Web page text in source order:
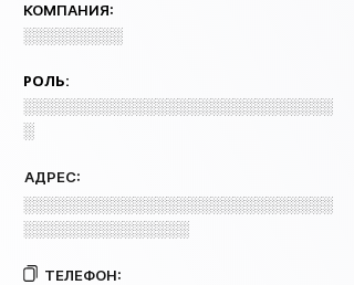
КОМПАНИЯ:
░░░░░░░░░
РОЛЬ:
░░░░░░░░░░░░░░░░░░░░░░░░░░░░
░
АДРЕС:
░░░░░░░░░░░░░░░░░░░░░░░░░░░░
░░░░░░░░░░░░░░░
ТЕЛЕФОН: